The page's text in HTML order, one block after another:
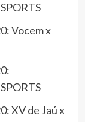
Vocem x
XV de Jaú x